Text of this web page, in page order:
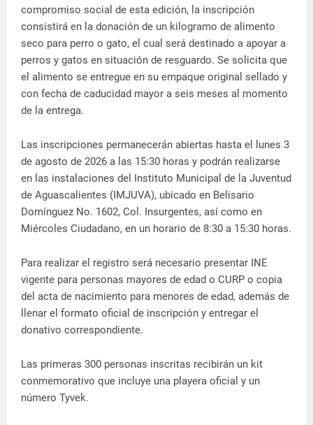
compromiso social de esta edición, la inscripción
consistirá en la donación de un kilogramo de alimento
seco para perro o gato, el cual será destinado a apoyar a
perros y gatos en situación de resguardo. Se solicita que
el alimento se entregue en su empaque original sellado y
con fecha de caducidad mayor a seis meses al momento
de la entrega.
Las inscripciones permanecerán abiertas hasta el lunes 3
de agosto de 2026 a las 15:30 horas y podrán realizarse
en las instalaciones del Instituto Municipal de la Juventud
de Aguascalientes (IMJUVA), ubicado en Belisario
Domínguez No. 1602, Col. Insurgentes, así como en
Miércoles Ciudadano, en un horario de 8:30 a 15:30 horas.
Para realizar el registro será necesario presentar INE
vigente para personas mayores de edad o CURP o copia
del acta de nacimiento para menores de edad, además de
llenar el formato oficial de inscripción y entregar el
donativo correspondiente.
Las primeras 300 personas inscritas recibirán un kit
conmemorativo que incluye una playera oficial y un
número Tyvek.